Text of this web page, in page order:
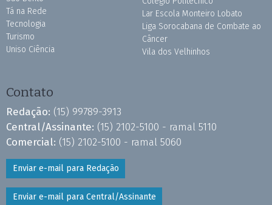
Tá na Rede
Tecnologia
Turismo
Uniso Ciência
Lar Escola Monteiro Lobato
Liga Sorocabana de Combate ao
Câncer
Vila dos Velhinhos
Contato
Redação: (15) 99789-3913
Central/Assinante: (15) 2102-5100 - ramal 5110
Comercial: (15) 2102-5100 - ramal 5060
Enviar e-mail para Redação
Enviar e-mail para Central/Assinante